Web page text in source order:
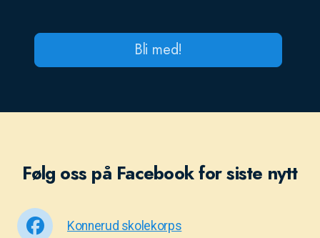
Bli med!
Følg oss på Facebook for siste nytt
Konnerud skolekorps